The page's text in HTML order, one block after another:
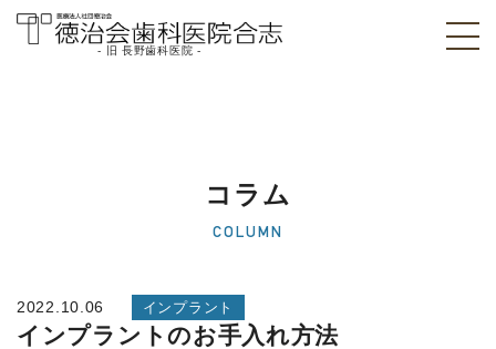
医院]｜熊本県合志
- 旧 長野歯科医院 -
コラム
COLUMN
2022.10.06 インプラント
インプラントのお手入れ方法